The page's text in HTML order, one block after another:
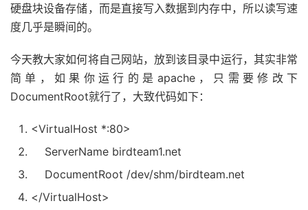
硬盘块设备存储，而是直接写入数据到内存中，所以读写速
度几乎是瞬间的。
今天教大家如何将自己网站，放到该目录中运行，其实非常
简单，如果你运行的是apache，只需要修改下
DocumentRoot就行了，大致代码如下：
<VirtualHost *:80>
ServerName birdteam1.net
DocumentRoot /dev/shm/birdteam.net
</VirtualHost>